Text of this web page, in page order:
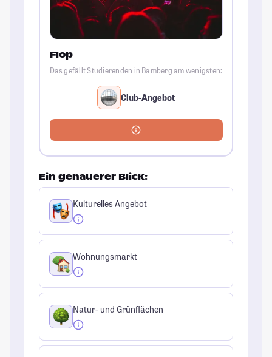
Flop
Das gefällt Studierenden in Bamberg am wenigsten:
Club-Angebot
Ein genauerer Blick:
Kulturelles Angebot
Wohnungsmarkt
Natur- und Grünflächen